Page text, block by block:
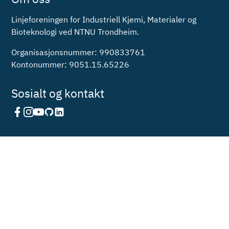
Linjeforeningen for Industriell Kjemi, Materialer og
Bioteknologi ved NTNU Trondheim.
Organisasjonsnummer: 990833761
Kontonummer: 9051.15.65226
Sosialt og kontakt